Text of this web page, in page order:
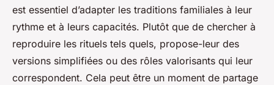
est essentiel d’adapter les traditions familiales à leur
rythme et à leurs capacités. Plutôt que de chercher à
reproduire les rituels tels quels, propose-leur des
versions simplifiées ou des rôles valorisants qui leur
correspondent. Cela peut être un moment de partage